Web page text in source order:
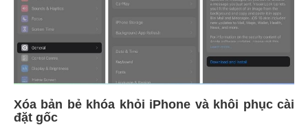
Xóa bản bẻ khóa khỏi iPhone và khôi phục cài
đặt gốc